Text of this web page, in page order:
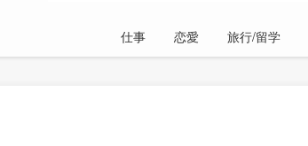
仕事 恋愛 旅行/留学